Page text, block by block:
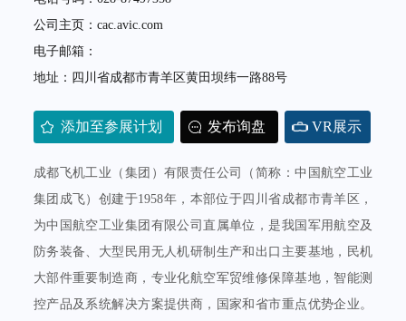
公司主页：cac.avic.com
电子邮箱：
地址：四川省成都市青羊区黄田坝纬一路88号
添加至参展计划 发布询盘 VR展示
成都飞机工业（集团）有限责任公司（简称：中国航空工业
集团成飞）创建于1958年，本部位于四川省成都市青羊区，
为中国航空工业集团有限公司直属单位，是我国军用航空及
防务装备、大型民用无人机研制生产和出口主要基地，民机
大部件重要制造商，专业化航空军贸维修保障基地，智能测
控产品及系统解决方案提供商，国家和省市重点优势企业。